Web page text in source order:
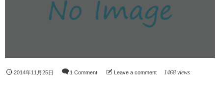
2014年11月25日 1 Comment Leave a comment 1468 views